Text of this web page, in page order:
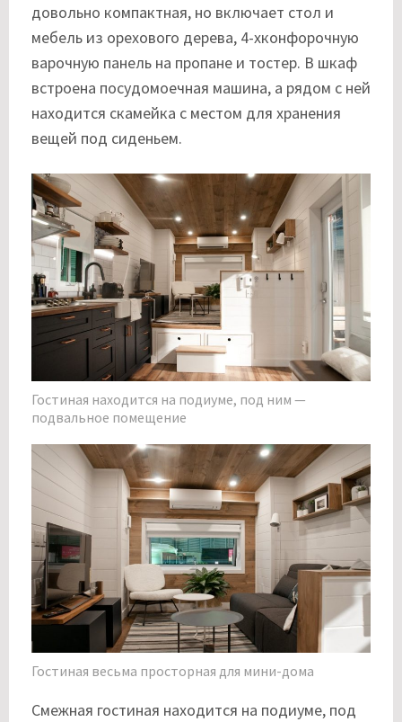
довольно компактная, но включает стол и
мебель из орехового дерева, 4-хконфорочную
варочную панель на пропане и тостер. В шкаф
встроена посудомоечная машина, а рядом с ней
находится скамейка с местом для хранения
вещей под сиденьем.
Гостиная находится на подиуме, под ним —
подвальное помещение
Гостиная весьма просторная для мини-дома
Смежная гостиная находится на подиуме, под